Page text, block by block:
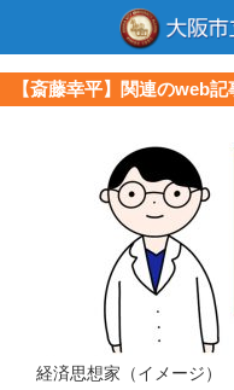
【斎藤幸平】関連のweb
経済思想家（イメージ）